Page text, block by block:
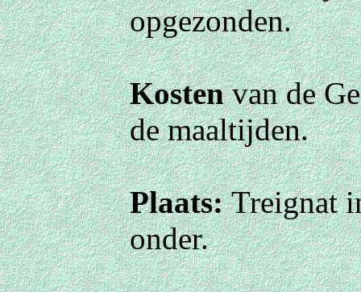
opgezonden.
Kostenvan de
de maaltijden.
Plaats: Treignat
onder.